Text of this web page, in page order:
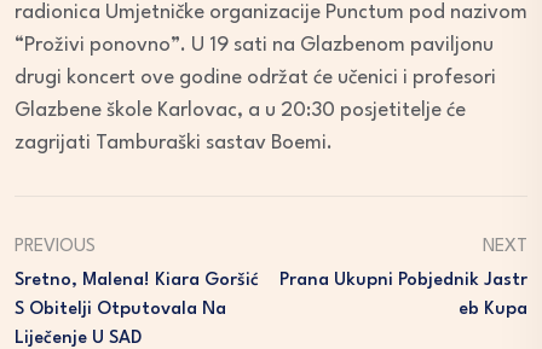
radionica Umjetničke organizacije Punctum pod nazivom
“Proživi ponovno”. U 19 sati na Glazbenom paviljonu
drugi koncert ove godine održat će učenici i profesori
Glazbene škole Karlovac, a u 20:30 posjetitelje će
zagrijati Tamburaški sastav Boemi.
PREVIOUS
Sretno, Malena! Kiara Goršić
S Obitelji Otputovala Na
Liječenje U SAD
NEXT
Prana Ukupni Pobjednik Jastr
Eb Kupa